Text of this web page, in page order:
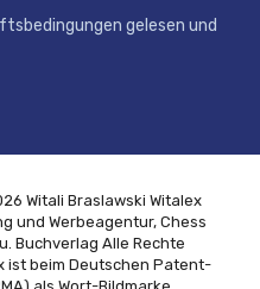
gelesen und
Witali Braslawski Witalex
und Werbeagentur, Chess
Buchverlag Alle Rechte
ist beim Deutschen Patent-